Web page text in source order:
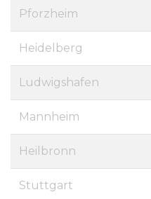
Pforzheim
Heidelberg
Ludwigshafen
Mannheim
Heilbronn
Stuttgart